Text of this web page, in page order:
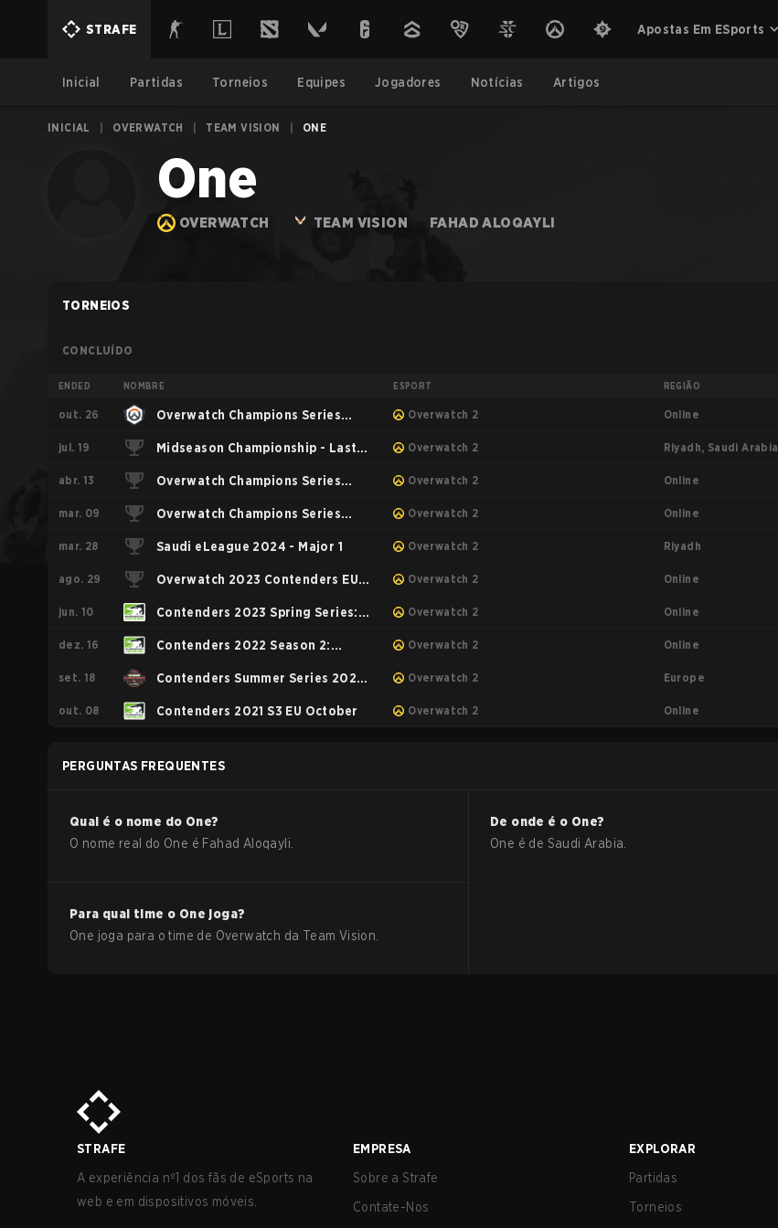
STRAFE Apostas Em ESports
Inicial Partidas Torneios Equipes Jogadores Notícias Artigos
INICIAL OVERWATCH TEAM VISION ONE
One
OVERWATCH TEAM VISION FAHAD ALOQAYLI
TORNEIOS
CONCLUÍDO
ENDED NOMBRE ESPORT REGIÃO
out. 26 Overwatch Champions Series
2025 - EMEA Stage 3
Overwatch 2 Online
jul. 19 Midseason Championship - Last
Chance Qualifier
Overwatch 2 Riyadh, Saudi Arabia
abr. 13 Overwatch Champions Series
2025 - EMEA Stage 1 Relegation
Overwatch 2 Online
mar. 09 Overwatch Champions Series
2025 - EMEA
Overwatch 2 Online
mar. 28 Saudi eLeague 2024 - Major 1 Overwatch 2 Riyadh
ago. 29 Overwatch 2023 Contenders EU :
Summer Series
Overwatch 2 Online
jun. 10 Contenders 2023 Spring Series:
Europe
Overwatch 2 Online
dez. 16 Contenders 2022 Season 2:
Europe
Overwatch 2 Online
set. 18 Contenders Summer Series 2022
- Europe B-Sides
Overwatch 2 Europe
out. 08 Contenders 2021 S3 EU October Overwatch 2 Online
PERGUNTAS FREQUENTES
Qual é o nome do One?
O nome real do One é Fahad Aloqayli
De onde é o One?
One é de Saudi Arabia
Para qual time o One joga?
One joga para o time de Overwatch da Team Vision
STRAFE
A experiência nº1 dos fãs de eSports na
web e em dispositivos móveis.
EMPRESA
Sobre a Strafe
Contate-Nos
EXPLORAR
Partidas
Torneios